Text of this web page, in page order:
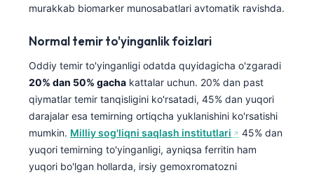
murakkab biomarker munosabatlari avtomatik ravishda.
Normal temir to'yinganlik foizlari
Oddiy temir to'yinganligi odatda quyidagicha o'zgaradi
20% dan 50% gacha kattalar uchun. 20% dan past
qiymatlar temir tanqisligini ko'rsatadi, 45% dan yuqori
darajalar esa temirning ortiqcha yuklanishini ko'rsatishi
mumkin. Milliy sog'liqni saqlash institutlari
45% dan
yuqori temirning to'yinganligi, ayniqsa ferritin ham
yuqori bo'lgan hollarda, irsiy gemoxromatozni